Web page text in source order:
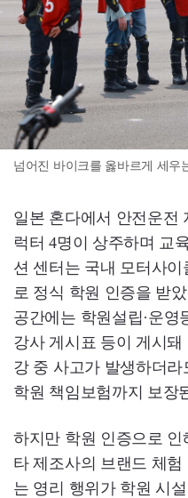
넘어진 바이크를 옳바르게 세우
일본 혼다에서 안전운전
럭터 4명이 상주하며 교
션 센터는 국내 모터사
로 정식 학원 인증을 받
공간에는 학원설립·운
강사 게시표 등이 게시
강 중 사고가 발생하더
학원 책임보험까지 보장
하지만 학원 인증으로
타 제조사의 브랜드 체
는 영리 행위가 학원 시